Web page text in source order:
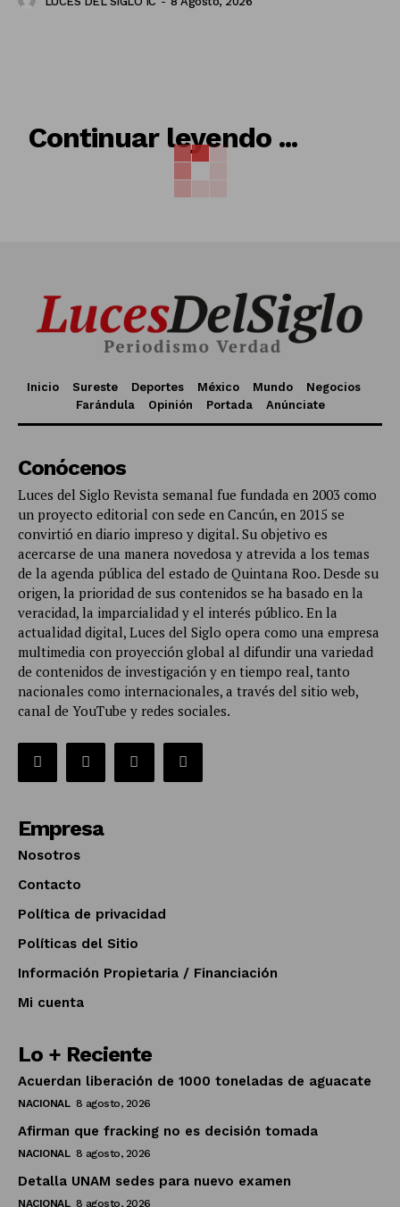
Continuar leyendo ...
RELACIONADO
Inicio Sureste Deportes México Mundo
Negocios
Farándula
Opinión Portada Anúnciate
Conócenos
Luces del Siglo Revista semanal fue fundada en 2003 como
un proyecto editorial con sede en Cancún, en 2015 se
convirtió en diario impreso y digital. Su objetivo es
acercarse de una manera novedosa y atrevida a los temas
de la agenda pública del estado de Quintana Roo. Desde su
origen, la prioridad de sus contenidos se ha basado en la
veracidad, la imparcialidad y el interés público. En la
actualidad digital, Luces del Siglo opera como una empresa
multimedia con proyección global al difundir una variedad
de contenidos de investigación y en tiempo real, tanto
nacionales como internacionales, a través del sitio web,
canal de YouTube y redes sociales.
Empresa
Nosotros
Contacto
Política de privacidad
Políticas del Sitio
Información Propietaria / Financiación
Mi cuenta
Lo + Reciente
Acuerdan liberación de 1000 toneladas de aguacate
NACIONAL 8 agosto, 2026
Afirman que fracking no es decisión tomada
NACIONAL 8 agosto, 2026
Detalla UNAM sedes para nuevo examen
NACIONAL 8 agosto, 2026